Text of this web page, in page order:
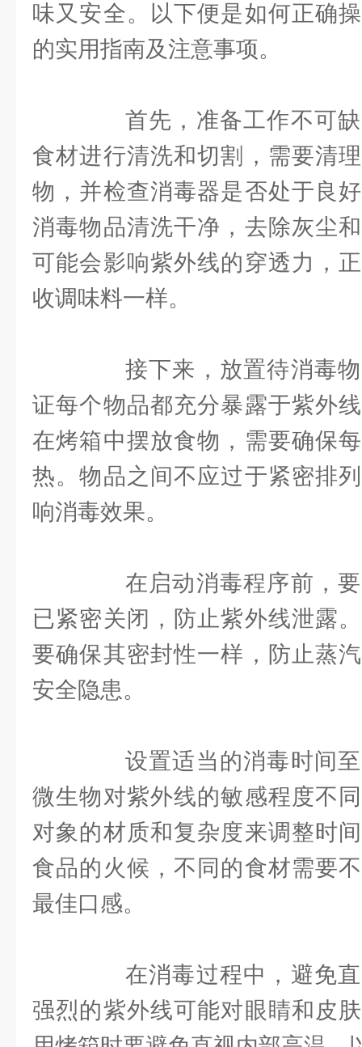
味又安全。以下便是如何正确
的实用指南及注意事项。
首先，准备工作不可缺
食材进行清洗和切割，需要清
物，并检查消毒器是否处于良
消毒物品清洗干净，去除灰尘
可能会影响紫外线的穿透力，
收调味料一样。
接下来，放置待消毒物
证每个物品都充分暴露于紫外
在烤箱中摆放食物，需要确保
热。物品之间不应过于紧密排
响消毒效果。
在启动消毒程序前，要
已紧密关闭，防止紫外线泄露
要确保其密封性一样，防止蒸
安全隐患。
设置适当的消毒时间至
微生物对紫外线的敏感程度不
对象的材质和复杂度来调整时
食品的火候，不同的食材需要
最佳口感。
在消毒过程中，避免直
强烈的紫外线可能对眼睛和皮